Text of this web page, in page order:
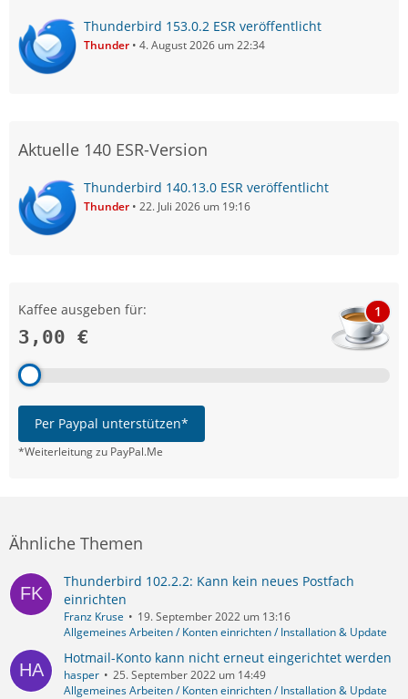
Thunderbird 153.0.2 ESR veröffentlicht
Thunder 4. August 2026 um 22:34
Aktuelle 140 ESR-Version
Thunderbird 140.13.0 ESR veröffentlicht
Thunder 22. Juli 2026 um 19:16
Kaffee ausgeben für:
3,00 €
1
Per Paypal unterstützen*
*Weiterleitung zu PayPal.Me
Ähnliche Themen
Thunderbird 102.2.2: Kann kein neues Postfach
einrichten
Franz Kruse
19. September 2022 um 13:16
Allgemeines Arbeiten / Konten einrichten / Installation & Update
Hotmail-Konto kann nicht erneut eingerichtet werden
hasper
25. September 2022 um 14:49
Allgemeines Arbeiten / Konten einrichten / Installation & Update